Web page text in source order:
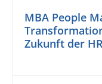
MBA People
Zukunft der